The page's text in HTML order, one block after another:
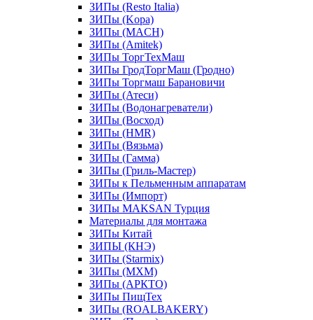
ЗИПы (Resto Italia)
ЗИПы (Kopa)
ЗИПы (MACH)
ЗИПы (Amitek)
ЗИПы ТоргТехМаш
ЗИПы ГродТоргМаш (Гродно)
ЗИПы Торгмаш Барановичи
ЗИПы (Атеси)
ЗИПы (Водонагреватели)
ЗИПы (Восход)
ЗИПы (HMR)
ЗИПы (Вязьма)
ЗИПы (Гамма)
ЗИПы (Гриль-Мастер)
ЗИПы к Пельменным аппаратам
ЗИПы (Импорт)
ЗИПы MAKSAN Турция
Материалы для монтажа
ЗИПы Китай
ЗИПЫ (КНЭ)
ЗИПы (Starmix)
ЗИПы (МХМ)
ЗИПы (АРКТО)
ЗИПы ПищТех
ЗИПы (ROALBAKERY)